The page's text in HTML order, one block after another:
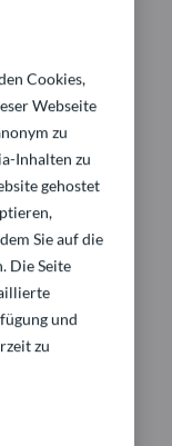
Cookies,
Webseite
zu
Inhalten zu
gehostet
Sie auf die
Die Seite
und
zu